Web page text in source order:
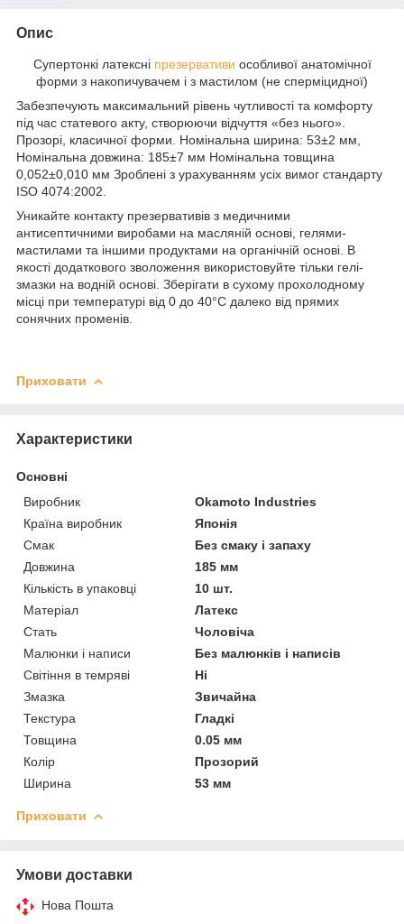
Опис
Супертонкі латексні презервативи особливої анатомічної
форми з накопичувачем і з мастилом (не сперміцидної)
Забезпечують максимальний рівень чутливості та комфорту
під час статевого акту, створюючи відчуття «без нього».
Прозорі, класичної форми. Номінальна ширина: 53±2 мм,
Номінальна довжина: 185±7 мм Номінальна товщина
0,052±0,010 мм Зроблені з урахуванням усіх вимог стандарту
ISO 4074:2002.
Уникайте контакту презервативів з медичними
антисептичними виробами на масляній основі, гелями-
мастилами та іншими продуктами на органічній основі. В
якості додаткового зволоження використовуйте тільки гелі-
змазки на водній основі. Зберігати в сухому прохолодному
місці при температурі від 0 до 40°C далеко від прямих
сонячних променів.
Приховати
Характеристики
Основні
Виробник
Okamoto Industries
Країна виробник
Японія
Смак
Без смаку і запаху
Довжина
185 мм
Кількість в упаковці
10 шт.
Матеріал
Латекс
Стать
Чоловіча
Малюнки і написи
Без малюнків і написів
Світіння в темряві
Ні
Змазка
Звичайна
Текстура
Гладкі
Товщина
0.05 мм
Колір
Прозорий
Ширина
53 мм
Приховати
Умови доставки
Нова Пошта